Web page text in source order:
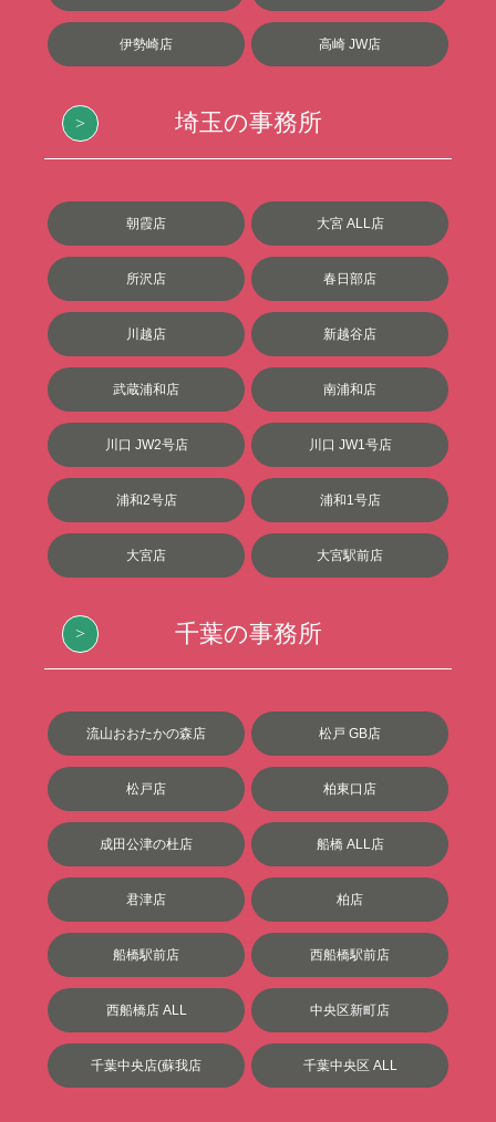
伊勢崎店 高崎 JW店
埼玉の事務所
朝霞店 大宮 ALL店
所沢店 春日部店
川越店 新越谷店
武蔵浦和店 南浦和店
川口 JW2号店 川口 JW1号店
浦和2号店 浦和1号店
大宮店 大宮駅前店
千葉の事務所
流山おおたかの森店 松戸 GB店
松戸店 柏東口店
成田公津の杜店 船橋 ALL店
君津店 柏店
船橋駅前店 西船橋駅前店
西船橋店 ALL 中央区新町店
千葉中央店(蘇我店 千葉中央区 ALL